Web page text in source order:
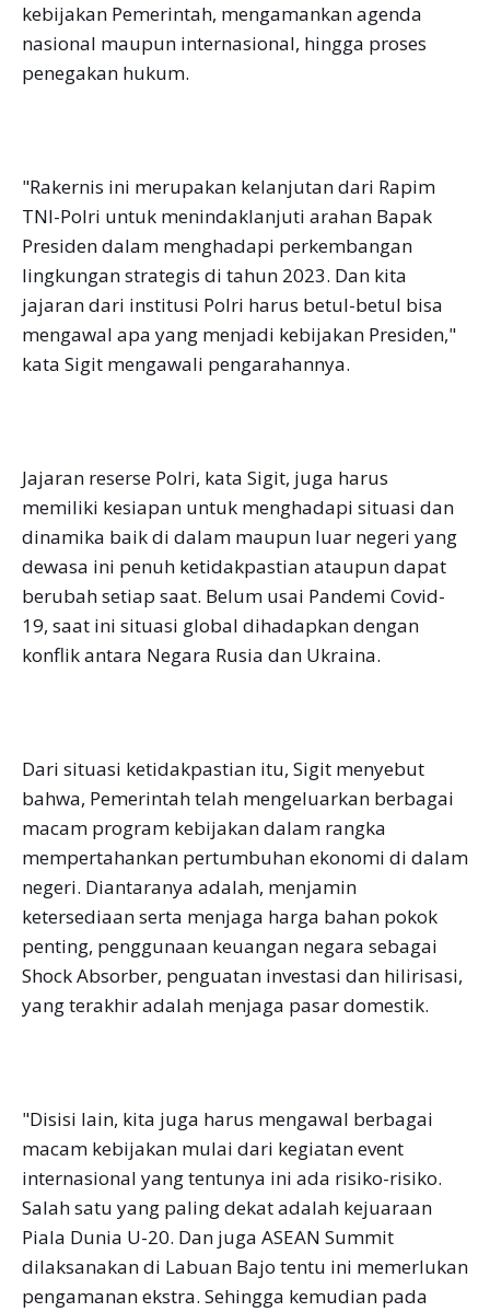
kebijakan Pemerintah, mengamankan agenda
nasional maupun internasional, hingga proses
penegakan hukum.
"Rakernis ini merupakan kelanjutan dari Rapim
TNI-Polri untuk menindaklanjuti arahan Bapak
Presiden dalam menghadapi perkembangan
lingkungan strategis di tahun 2023. Dan kita
jajaran dari institusi Polri harus betul-betul bisa
mengawal apa yang menjadi kebijakan Presiden,"
kata Sigit mengawali pengarahannya.
Jajaran reserse Polri, kata Sigit, juga harus
memiliki kesiapan untuk menghadapi situasi dan
dinamika baik di dalam maupun luar negeri yang
dewasa ini penuh ketidakpastian ataupun dapat
berubah setiap saat. Belum usai Pandemi Covid-
19, saat ini situasi global dihadapkan dengan
konflik antara Negara Rusia dan Ukraina.
Dari situasi ketidakpastian itu, Sigit menyebut
bahwa, Pemerintah telah mengeluarkan berbagai
macam program kebijakan dalam rangka
mempertahankan pertumbuhan ekonomi di dalam
negeri. Diantaranya adalah, menjamin
ketersediaan serta menjaga harga bahan pokok
penting, penggunaan keuangan negara sebagai
Shock Absorber, penguatan investasi dan hilirisasi,
yang terakhir adalah menjaga pasar domestik.
"Disisi lain, kita juga harus mengawal berbagai
macam kebijakan mulai dari kegiatan event
internasional yang tentunya ini ada risiko-risiko.
Salah satu yang paling dekat adalah kejuaraan
Piala Dunia U-20. Dan juga ASEAN Summit
dilaksanakan di Labuan Bajo tentu ini memerlukan
pengamanan ekstra. Sehingga kemudian pada